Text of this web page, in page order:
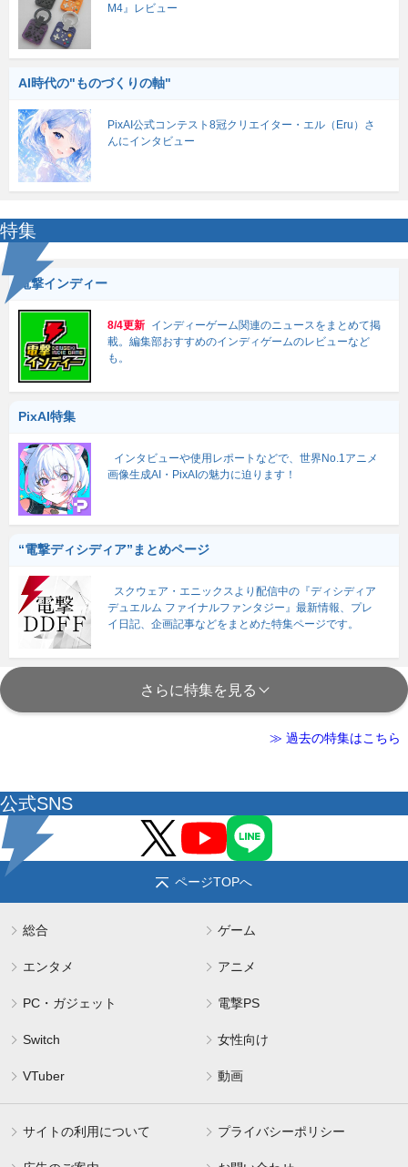
M4』レビュー
AI時代の"ものづくりの軸"
PixAI公式コンテスト8冠クリエイター・エル（Eru）さ
んにインタビュー
特集
電撃インディー
8/4更新 インディーゲーム関連のニュースをまとめて掲
載。編集部おすすめのインディゲームのレビューなど
も。
PixAI特集
インタビューや使用レポートなどで、世界No.1アニメ
画像生成AI・PixAIの魅力に迫ります！
“電撃ディシディア”まとめページ
スクウェア・エニックスより配信中の『ディシディア
デュエルム ファイナルファンタジー』最新情報、プレ
イ日記、企画記事などをまとめた特集ページです。
さらに特集を見る
≫ 過去の特集はこちら
公式SNS
ページTOPへ
総合 ゲーム
エンタメ アニメ
PC・ガジェット 電撃PS
Switch 女性向け
VTuber 動画
サイトの利用について プライバシーポリシー